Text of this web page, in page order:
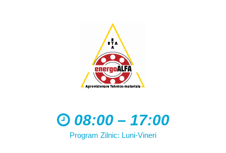
08:00 – 17:00
Program Zilnic: Luni-Vineri